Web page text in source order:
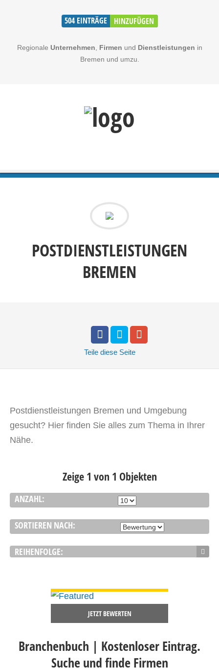
504 EINTRÄGE HINZUFÜGEN
Regionale Unternehmen Firmen und Dienstleistungen in
Bremen und umzu.
POSTDIENSTLEISTUNGEN
BREMEN
Teile diese Seite
Postdienstleistungen Bremen und Umgebung
gesucht? Hier finden Sie alles zum Thema in Ihrer
Nähe.
Zeige 1 von 1 Objekten
ANZAHL:
SORTIEREN NACH:
REIHENFOLGE:
JETZT BEWERTEN
Branchenbuch | Kostenloser Eintrag.
Suche und finde Firmen